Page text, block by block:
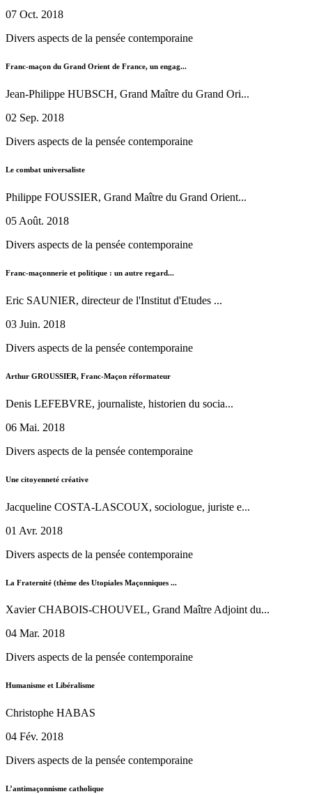
07 Oct. 2018
Divers aspects de la pensée contemporaine
Franc-maçon du Grand Orient de France, un engag...
Jean-Philippe HUBSCH, Grand Maître du Grand Ori...
02 Sep. 2018
Divers aspects de la pensée contemporaine
Le combat universaliste
Philippe FOUSSIER, Grand Maître du Grand Orient...
05 Août. 2018
Divers aspects de la pensée contemporaine
Franc-maçonnerie et politique : un autre regard...
Eric SAUNIER, directeur de l'Institut d'Etudes ...
03 Juin. 2018
Divers aspects de la pensée contemporaine
Arthur GROUSSIER, Franc-Maçon réformateur
Denis LEFEBVRE, journaliste, historien du socia...
06 Mai. 2018
Divers aspects de la pensée contemporaine
Une citoyenneté créative
Jacqueline COSTA-LASCOUX, sociologue, juriste e...
01 Avr. 2018
Divers aspects de la pensée contemporaine
La Fraternité (thème des Utopiales Maçonniques ...
Xavier CHABOIS-CHOUVEL, Grand Maître Adjoint du...
04 Mar. 2018
Divers aspects de la pensée contemporaine
Humanisme et Libéralisme
Christophe HABAS
04 Fév. 2018
Divers aspects de la pensée contemporaine
L’antimaçonnisme catholique